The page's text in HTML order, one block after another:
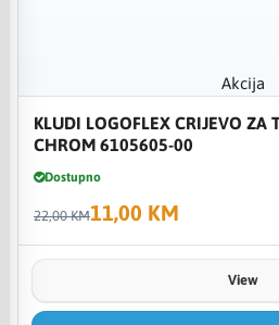
Akcija
KLUDI LOGOFLEX CRIJEVO ZA
CHROM 6105605-00
Dostupno
22,00 KM11,00 KM
View